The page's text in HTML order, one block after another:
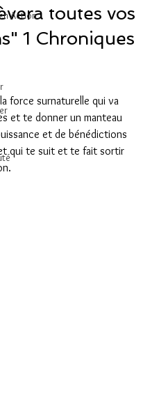
Action
toutes vos
1 Chroniques
force surnaturelle qui va
et te donner un manteau
et de bénédictions
qui te suit et te fait sortir